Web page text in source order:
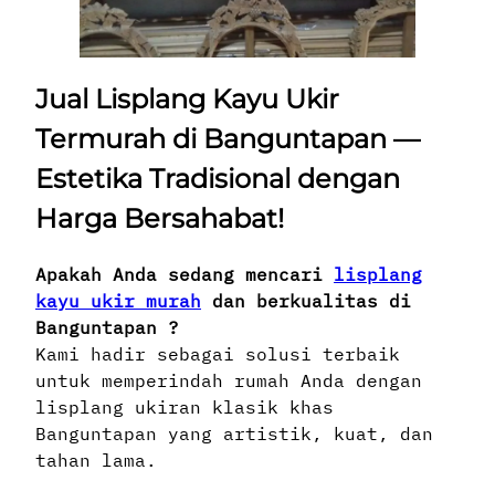
Jual Lisplang Kayu Ukir
Termurah di Banguntapan —
Estetika Tradisional dengan
Harga Bersahabat!
Apakah Anda sedang mencari lisplang
kayu ukir murah dan berkualitas di
Banguntapan ?
Kami hadir sebagai solusi terbaik
untuk memperindah rumah Anda dengan
lisplang ukiran klasik khas
Banguntapan yang artistik, kuat, dan
tahan lama.